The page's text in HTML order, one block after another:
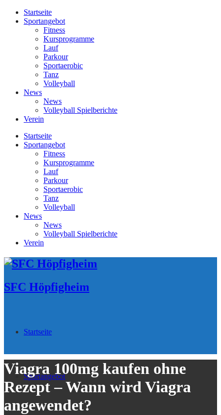
Startseite
Sportangebot
Fitness
Kursprogramme
Lauf
Parkour
Sportaerobic
Tanz
Volleyball
News
News
Volleyball Spielberichte
Verein
Startseite
Sportangebot
Fitness
Kursprogramme
Lauf
Parkour
Sportaerobic
Tanz
Volleyball
News
News
Volleyball Spielberichte
Verein
SFC Höpfigheim
Startseite
Sportangebot
Viagra 100mg kaufen ohne
Rezept – Wann wird Viagra
angewendet?